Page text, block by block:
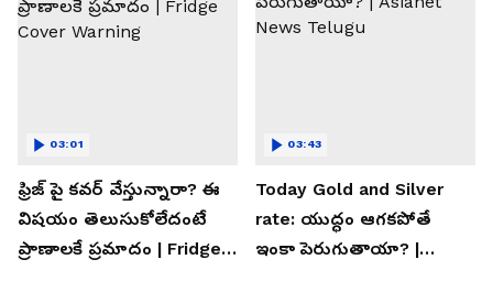
ఫ్రిజ్ పై కవర్ వేస్తున్నారా? ఈ
విషయం తెలుసుకోలేదంటే
ప్రాణాలకే ప్రమాదం | Fridge
03:01
Today Gold and Silver
rate: యుద్ధం ఆగకపోతే
ఇంకా పెరుగుతాయా? |
03:43